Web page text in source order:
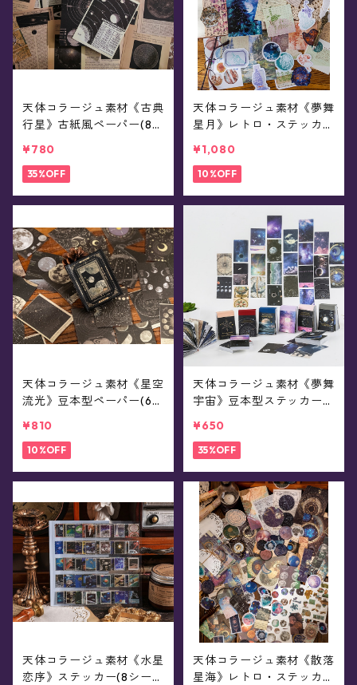
天体コラージュ素材《古典
行星》古紙風ペーパー(8種
¥780
35%OFF
天体コラージュ素材《夢舞
星月》レトロ・ステッカー
¥1,080
10%OFF
天体コラージュ素材《星空
流光》豆本型ペーパー(60
¥810
10%OFF
天体コラージュ素材《夢舞
宇宙》豆本型ステッカー(5
¥650
35%OFF
天体コラージュ素材《水星
恋序》ステッカー(8シー
天体コラージュ素材《散落
星海》レトロ・ステッカー